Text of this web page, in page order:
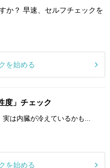
か？ 早速、セルフチェックを
を始める
度」チェック
は内臓が冷えているかも...
を始める